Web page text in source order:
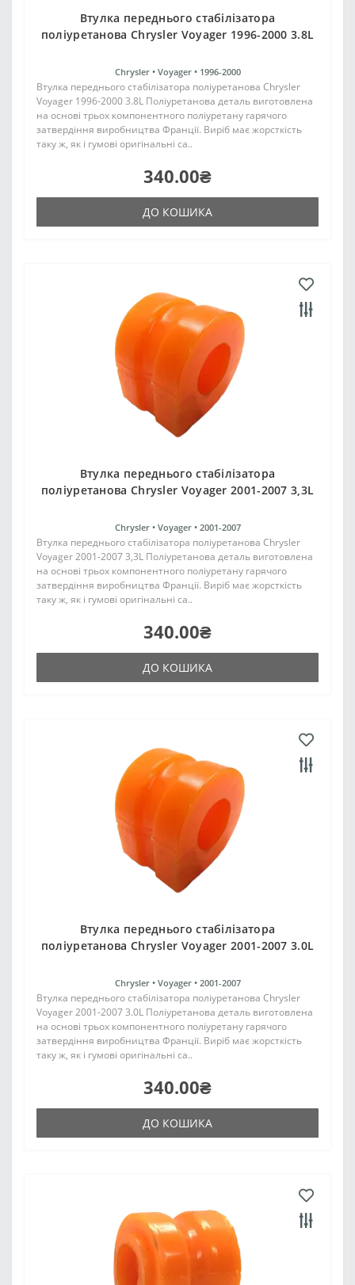
Втулка переднього стабілізатора
поліуретанова Chrysler Voyager 1996-2000 3.8L
Chrysler • Voyager • 1996-2000
Втулка переднього стабілізатора поліуретанова Chrysler
Voyager 1996-2000 3.8L Поліуретанова деталь виготовлена
на основі трьох компонентного поліуретану гарячого
затвердіння виробництва Франції. Виріб має жорсткість
таку ж, як і гумові оригінальні са..
340.00₴
ДО КОШИКА
Втулка переднього стабілізатора
поліуретанова Chrysler Voyager 2001-2007 3,3L
Chrysler • Voyager • 2001-2007
Втулка переднього стабілізатора поліуретанова Chrysler
Voyager 2001-2007 3,3L Поліуретанова деталь виготовлена
на основі трьох компонентного поліуретану гарячого
затвердіння виробництва Франції. Виріб має жорсткість
таку ж, як і гумові оригінальні са..
340.00₴
ДО КОШИКА
Втулка переднього стабілізатора
поліуретанова Chrysler Voyager 2001-2007 3.0L
Chrysler • Voyager • 2001-2007
Втулка переднього стабілізатора поліуретанова Chrysler
Voyager 2001-2007 3.0L Поліуретанова деталь виготовлена
на основі трьох компонентного поліуретану гарячого
затвердіння виробництва Франції. Виріб має жорсткість
таку ж, як і гумові оригінальні са..
340.00₴
ДО КОШИКА